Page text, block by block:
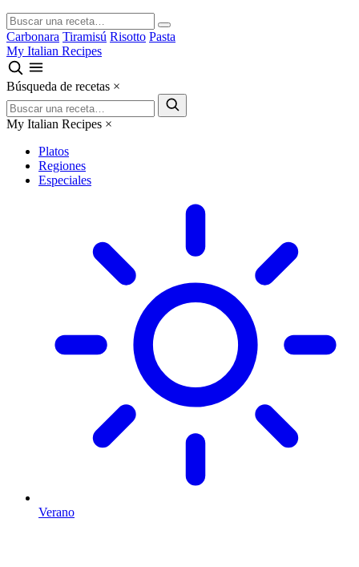
Carbonara Tiramisú Risotto Pasta
My Italian Recipes
Búsqueda de recetas ×
My Italian Recipes ×
Platos
Regiones
Especiales
Verano